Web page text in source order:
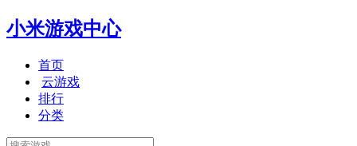
小米游戏中心
首页
云游戏
排行
分类